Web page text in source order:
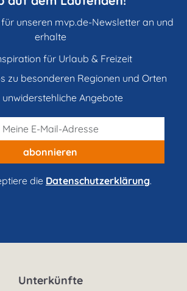
unseren mvp.de-Newsletter an und
erhalte
für Urlaub & Freizeit
zu besonderen Regionen und Orten
unwiderstehliche Angebote
abonnieren
die Datenschutzerklärung.
Unterkünfte